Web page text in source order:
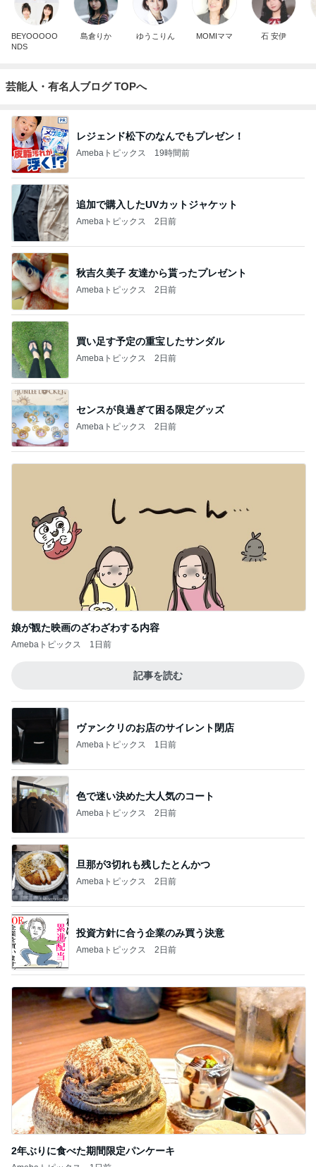
BEYOOOOO
NDS
島倉りか ゆうこりん MOMIママ 石 安伊
芸能人・有名人ブログ TOPへ
レジェンド松下のなんでもプレゼン！
Amebaトピックス 19時間前
追加で購入したUVカットジャケット
Amebaトピックス 2日前
秋吉久美子 友達から貰ったプレゼント
Amebaトピックス 2日前
買い足す予定の重宝したサンダル
Amebaトピックス 2日前
センスが良過ぎて困る限定グッズ
Amebaトピックス 2日前
娘が観た映画のざわざわする内容
Amebaトピックス 1日前
記事を読む
ヴァンクリのお店のサイレント閉店
Amebaトピックス 1日前
色で迷い決めた大人気のコート
Amebaトピックス 2日前
旦那が3切れも残したとんかつ
Amebaトピックス 2日前
投資方針に合う企業のみ買う決意
Amebaトピックス 2日前
2年ぶりに食べた期間限定パンケーキ